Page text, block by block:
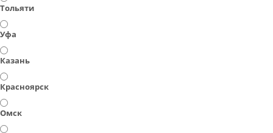
Тольяти
Уфа
Казань
Красноярск
Омск